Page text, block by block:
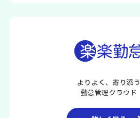
よりよく、寄り添う
勤怠管理クラウド